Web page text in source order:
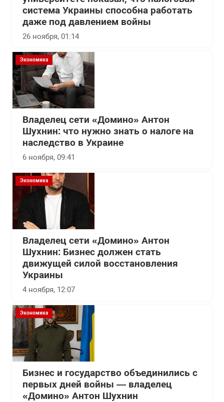
система Украины способна работать
даже под давлением войны
26 ноября, 01:14
Экономика
Владелец сети «Домино» Антон
Шухнин: что нужно знать о налоге на
наследство в Украине
6 ноября, 09:41
Экономика
Владелец сети «Домино» Антон
Шухнин: Бизнес должен стать
движущей силой восстановления
Украины
4 ноября, 12:07
Экономика
Бизнес и государство объединились с
первых дней войны — владелец
«Домино» Антон Шухнин